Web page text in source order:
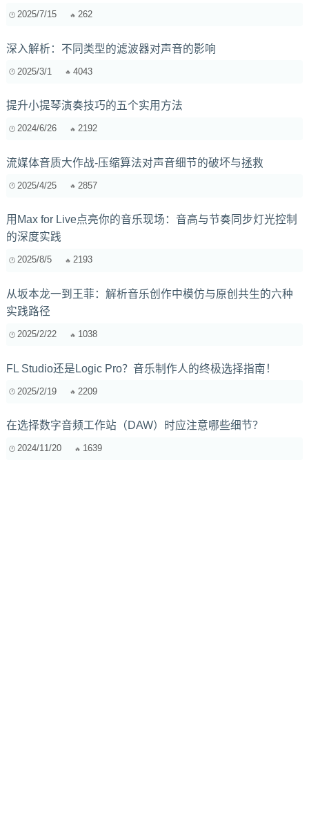
2025/7/15 262
深入解析：不同类型的滤波器对声音的影响
2025/3/1 4043
提升小提琴演奏技巧的五个实用方法
2024/6/26 2192
流媒体音质大作战-压缩算法对声音细节的破坏与拯救
2025/4/25 2857
用Max for Live点亮你的音乐现场：音高与节奏同步灯光控制
的深度实践
2025/8/5 2193
从坂本龙一到王菲：解析音乐创作中模仿与原创共生的六种
实践路径
2025/2/22 1038
FL Studio还是Logic Pro？音乐制作人的终极选择指南！
2025/2/19 2209
在选择数字音频工作站（DAW）时应注意哪些细节？
2024/11/20 1639